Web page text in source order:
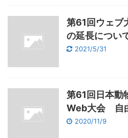
第61回ウェブ
の延長につい
2021/5/31
第61回日本動
Web大会 自
2020/11/9